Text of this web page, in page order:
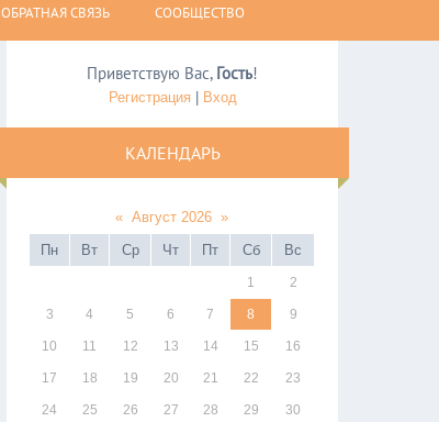
ОБРАТНАЯ СВЯЗЬ СООБЩЕСТВО
Приветствую Вас, Гость!
Регистрация Вход
КАЛЕНДАРЬ
« Август 2026 »
Пн
Вт Ср Чт Пт Сб Вс
1 2
3 4 5 6 7 8 9
10 11 12 13 14 15 16
17 18 19 20 21 22 23
24 25 26 27 28 29 30